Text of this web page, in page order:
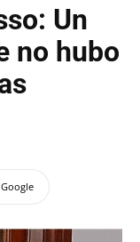
Un
no hubo